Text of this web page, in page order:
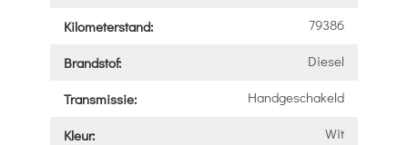
Kilometerstand: 79386
Brandstof: Diesel
Transmissie: Handgeschakeld
Kleur: Wit